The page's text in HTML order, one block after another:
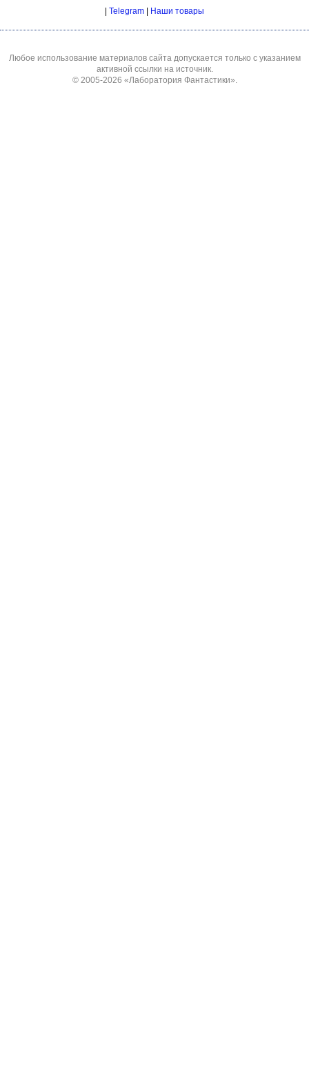
Telegram Наши товары
Любое использование материалов сайта допускается только с указанием
активной ссылки на источник.
© 2005-2026 «Лаборатория Фантастики».